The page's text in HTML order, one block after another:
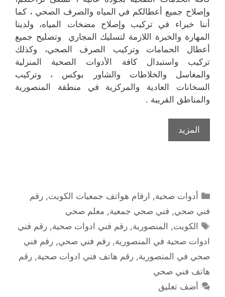
وإصلاح جميع أعطالكم في المياه والصرف الصحي ، كما
أننا خبراء في تركيب وإصلاح مضخات المياه، ولدينا
المهارة والخبرة اللازمة لتسليك المجاري وتصليح جميع
أعطال الحمامات وتركيب الصرف الصحي، وكذلك
تركيب واستبدال كافة الأدوات الصحية المنزلية
والمغاسل والخلاطات والشاور بوكس ، وتركيب
السخانات العادية والمركزية في منطقة المنصورية
والمناطق القريبة .
المزيد
التصنيفات
أدوات صحية, ارقام هواتف جمعيات الكويت,رقم
فني صحي, فني صحي جمعية, معلم صحي
الوسوم
الكويت, المنصورية,رقم فني ادوات صحية,رقم فني
ادوات صحية في المنصورية, رقم فني صحي, رقم فني
صحي في المنصورية, رقم هاتف فني ادوات صحية, رقم
هاتف فني صحي
أضف تعليق